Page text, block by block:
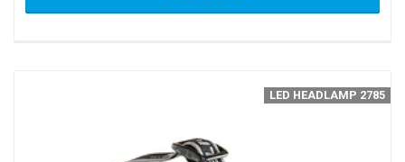
LED HEADLAMP 2785